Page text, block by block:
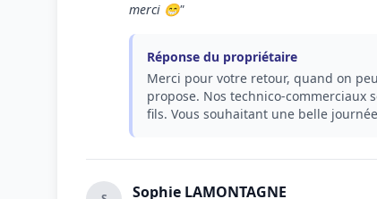
merci 😁"
Réponse du propriétaire
Merci pour votre retour, quand on
propose. Nos technico-
fils. Vous souhaitant une belle journée
Sophie LAMONTAGNE